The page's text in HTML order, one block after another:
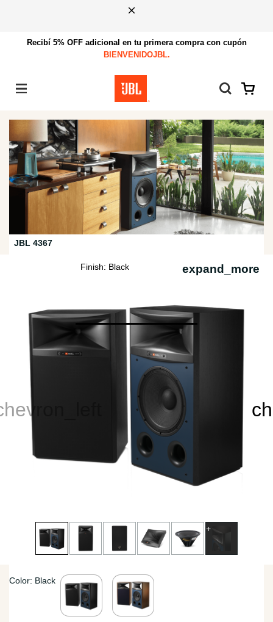
Recibí 5% OFF adicional en tu primera compra con cupón
BIENVENIDOJBL.
Menú
JBL 4367
Color: Black